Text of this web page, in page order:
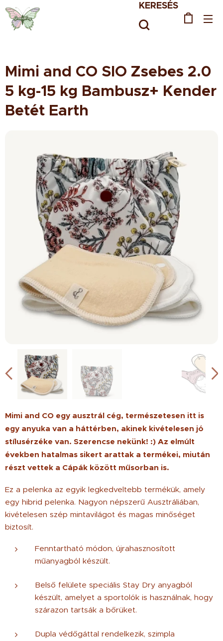
KERESÉS
Mimi and CO SIO Zsebes 2.0
5 kg-15 kg Bambusz+ Kender
Betét Earth
Mimi and CO egy ausztrál cég, természetesen itt is
egy anyuka van a háttérben, akinek kivételesen jó
stílusérzéke van. Szerencse nekünk! :) Az elmúlt
években hatalmas sikert arattak a termékei, miután
részt vettek a Cápák között műsorban is.
Ez a pelenka az egyik legkedveltebb termékük, amely
egy hibrid pelenka. Nagyon népszerű Ausztráliában,
kivételesen szép mintavilágot és magas minőséget
biztosít.
Fenntartható módon, újrahasznosított
műanyagból készült.
Belső felülete speciális Stay Dry anyagból
készült, amelyet a sportolók is használnak, hogy
szárazon tartsák a bőrüket.
Dupla védőgáttal rendelkezik, szimpla